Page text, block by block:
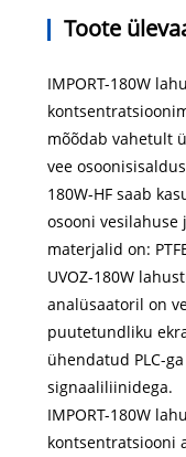
Toote
IMPORT-180W
mõõdab vahetult
vee
180W-HF saab
osooni vesilahuse
materjalid on:
UVOZ-180W
analüsaatoril on
puutetundliku
ühendatud PLC-
signaaliliinidega.
IMPORT-180W
kontsentratsiooni